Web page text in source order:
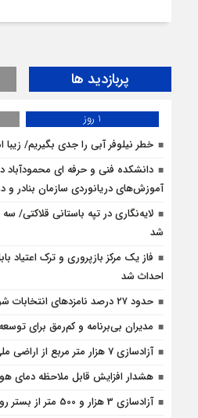
پربازدید ها
1 روز
خطر نیلوفر آبی را جدی بگیریم/
دانشکده فنی و حرفه ای
آموزش‌های دریانوردی سازمان بنادر و
لایه‌نگاری در تپه باستانی قلاکتی/
شد
احداث شد
حدود ۲۷ درصد نامزدهای انتخابات شورای شهر کارمند هستند
مدیران بی‌برنامه و کم‌رمق برای
آزادسازی 7 هزار متر مربع از اراضی ملی در سوادکوه
هشدار افزایش قابل ملاحظه دمای
آزادسازی 3 هزار و 500 متر از بستر رودخانه در چالوس